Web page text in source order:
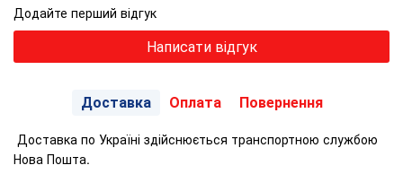
Додайте перший відгук
Написати відгук
Доставка Оплата Повернення
Доставка по Україні здійснюється транспортною службою
Нова Пошта.